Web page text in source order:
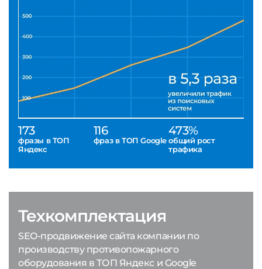
173
фразы в ТОП
Яндекс
116
фраз в ТОП Google
473%
общий рост
трафика
Техкомплектация
SEO-продвижение сайта компании по
производству противопожарного
оборудования в ТОП Яндекс и Google